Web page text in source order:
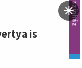
színház
is